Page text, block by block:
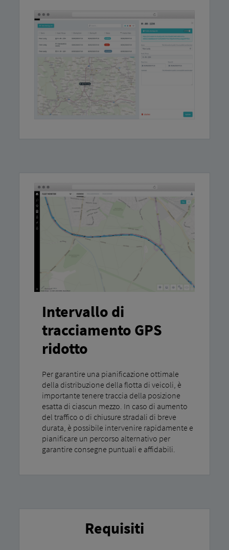
Intervallo di
tracciamento GPS
ridotto
Per garantire una pianificazione ottimale
della distribuzione della flotta di veicoli, è
importante tenere traccia della posizione
esatta di ciascun mezzo. In caso di aumento
del traffico o di chiusure stradali di breve
durata, è possibile intervenire rapidamente e
pianificare un percorso alternativo per
garantire consegne puntuali e affidabili.
Requisiti